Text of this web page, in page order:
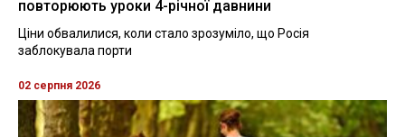
повторюють уроки 4-річної давнини
Ціни обвалилися, коли стало зрозуміло, що Росія
заблокувала порти
02 серпня 2026